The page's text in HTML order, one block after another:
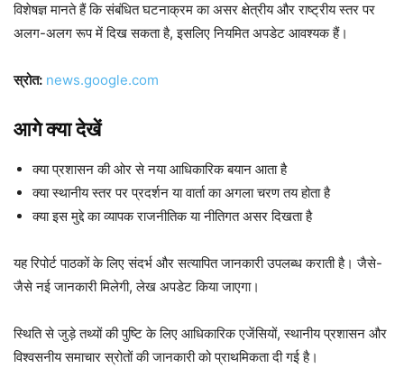
विशेषज्ञ मानते हैं कि संबंधित घटनाक्रम का असर क्षेत्रीय और राष्ट्रीय स्तर पर
अलग-अलग रूप में दिख सकता है, इसलिए नियमित अपडेट आवश्यक हैं।
स्रोत: news.google.com
आगे क्या देखें
क्या प्रशासन की ओर से नया आधिकारिक बयान आता है
क्या स्थानीय स्तर पर प्रदर्शन या वार्ता का अगला चरण तय होता है
क्या इस मुद्दे का व्यापक राजनीतिक या नीतिगत असर दिखता है
यह रिपोर्ट पाठकों के लिए संदर्भ और सत्यापित जानकारी उपलब्ध कराती है। जैसे-
जैसे नई जानकारी मिलेगी, लेख अपडेट किया जाएगा।
स्थिति से जुड़े तथ्यों की पुष्टि के लिए आधिकारिक एजेंसियों, स्थानीय प्रशासन और
विश्वसनीय समाचार स्रोतों की जानकारी को प्राथमिकता दी गई है।